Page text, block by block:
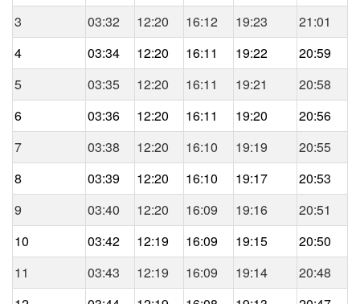
3
03:32 12:20 16:12 19:23
21:01
4
03:34 12:20 16:11 19:22
20:59
5
03:35 12:20 16:11 19:21
20:58
6
03:36 12:20 16:11 19:20
20:56
7
03:38 12:20 16:10 19:19
20:55
8
03:39 12:20 16:10 19:17
20:53
9
03:40 12:20 16:09 19:16
20:51
10
03:42 12:19 16:09 19:15
20:50
11
03:43 12:19 16:09 19:14
20:48